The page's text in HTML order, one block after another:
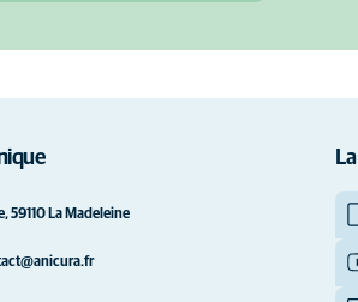
59110 La Madeleine